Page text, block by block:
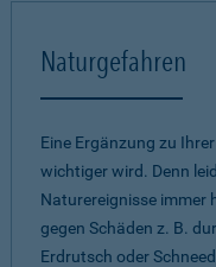
Naturgefahren
Eine Ergänzung zu
wichtiger wird. Denn
Naturereignisse immer
gegen Schäden z. B.
Erdrutsch oder